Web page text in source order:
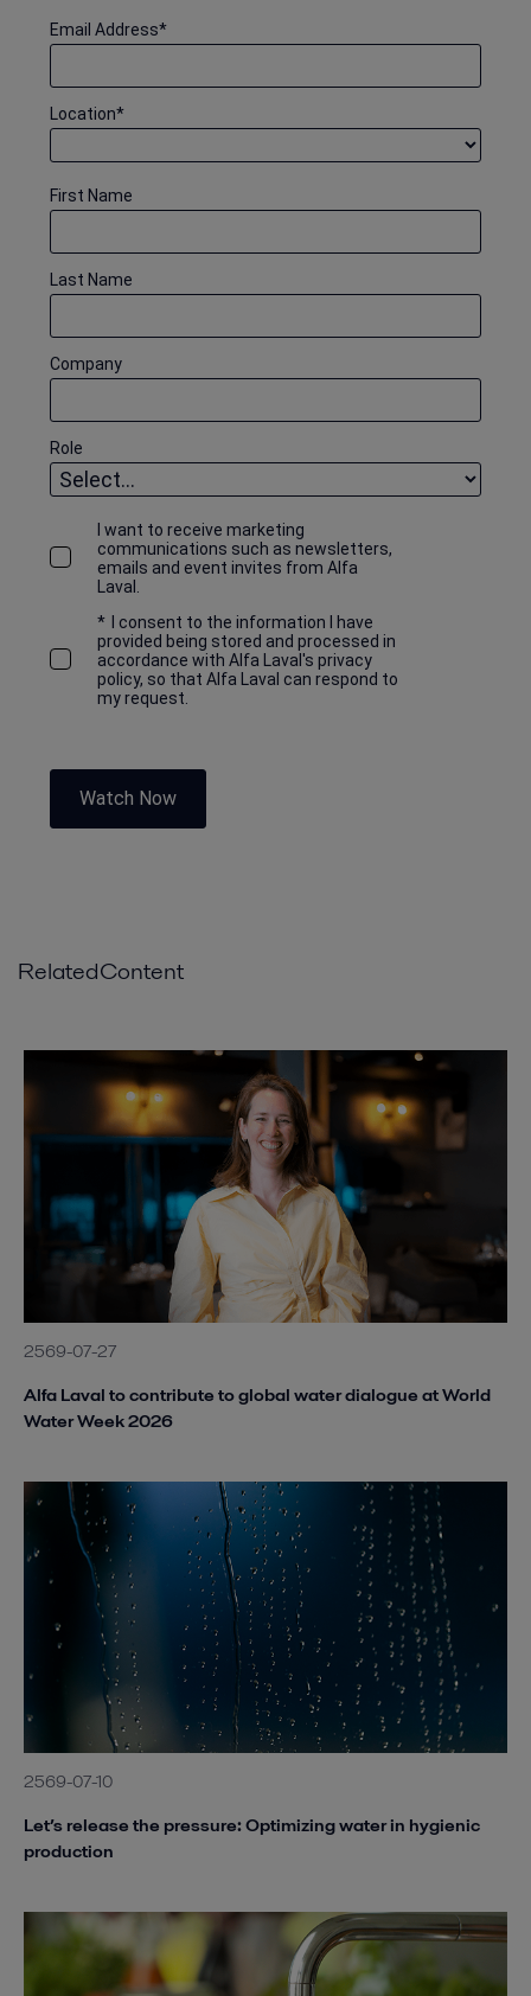
*
Email Address
*
Location
First Name
Last Name
Company
Role
I want to receive marketing
communications such as newsletters,
emails and event invites from Alfa
Laval.
*
I consent to the information I have
provided being stored and processed in
accordance with Alfa Laval's privacy
policy, so that Alfa Laval can respond to
my request.
Watch Now
RelatedContent
2569-07-27
Alfa Laval to contribute to global water dialogue at World
Water Week 2026
2569-07-10
Let’s release the pressure: Optimizing water in hygienic
production